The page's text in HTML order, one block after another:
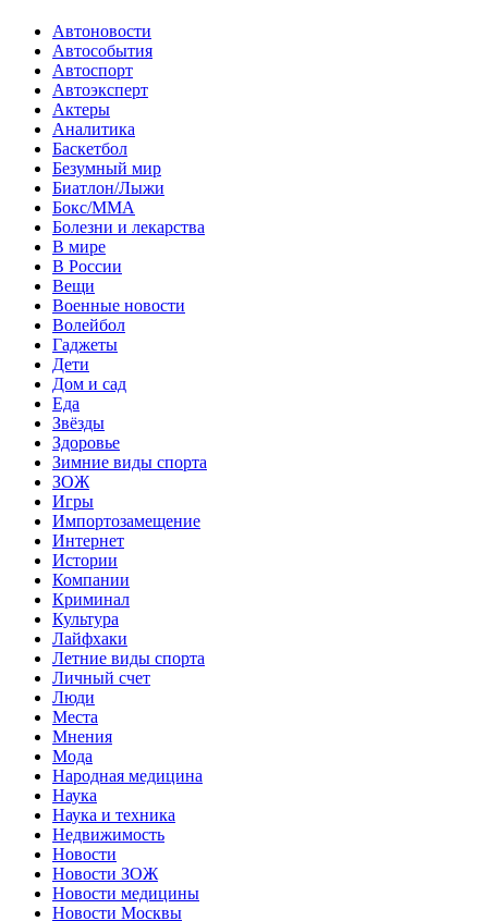
Автоновости
Автособытия
Автоспорт
Автоэксперт
Актеры
Аналитика
Баскетбол
Безумный мир
Биатлон/Лыжи
Бокс/MMA
Болезни и лекарства
В мире
В России
Вещи
Военные новости
Волейбол
Гаджеты
Дети
Дом и сад
Еда
Звёзды
Здоровье
Зимние виды спорта
ЗОЖ
Игры
Импортозамещение
Интернет
Истории
Компании
Криминал
Культура
Лайфхаки
Летние виды спорта
Личный счет
Люди
Места
Мнения
Мода
Народная медицина
Наука
Наука и техника
Недвижимость
Новости
Новости ЗОЖ
Новости медицины
Новости Москвы